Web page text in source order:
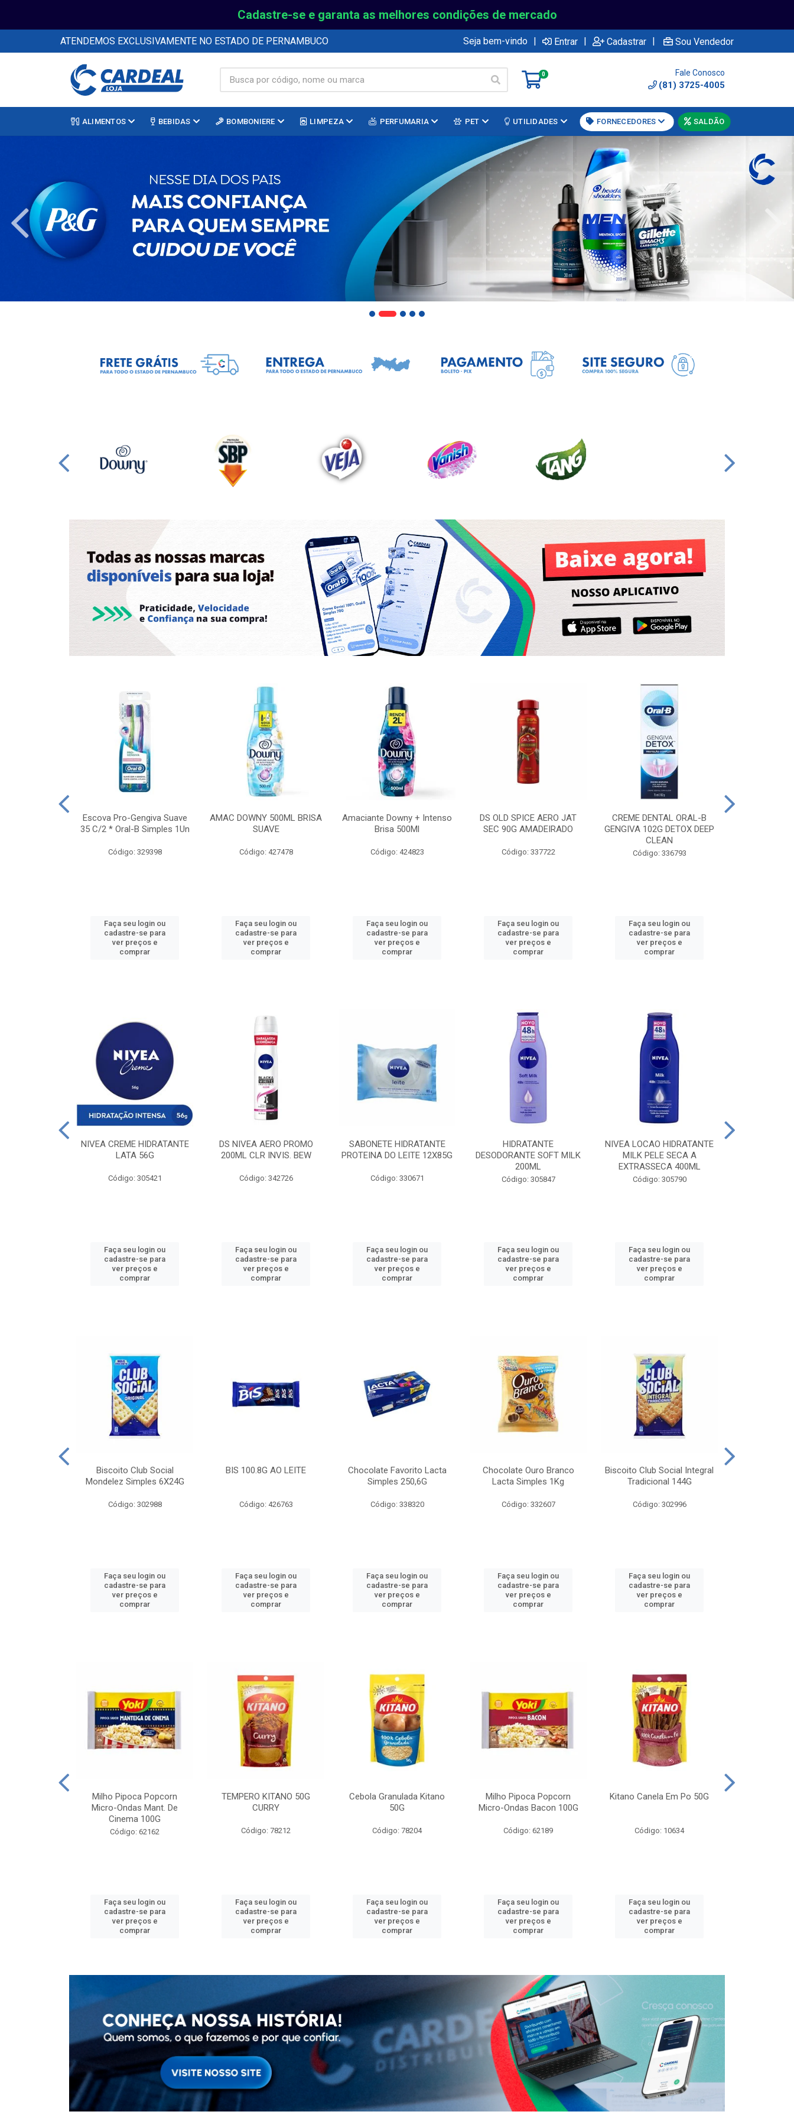
Cadastre-se e garanta as melhores condições de mercado
ATENDEMOS EXCLUSIVAMENTE NO ESTADO DE PERNAMBUCO Seja bem-vindo | Entrar | Cadastrar | Sou Vendedor
0 Fale Conosco
(81) 3725-4005
ALIMENTOS BEBIDAS BOMBONIERE LIMPEZA PERFUMARIA PET UTILIDADES FORNECEDORES SALDÃO
Escova Pro-Gengiva Suave
35 C/2 * Oral-B Simples 1Un
Código: 329398
Faça seu login ou
cadastre-se para
ver preços e
comprar
AMAC DOWNY 500ML BRISA
SUAVE
Código: 427478
Faça seu login ou
cadastre-se para
ver preços e
comprar
Amaciante Downy + Intenso
Brisa 500Ml
Código: 424823
Faça seu login ou
cadastre-se para
ver preços e
comprar
DS OLD SPICE AERO JAT
SEC 90G AMADEIRADO
Código: 337722
Faça seu login ou
cadastre-se para
ver preços e
comprar
CREME DENTAL ORAL-B
GENGIVA 102G DETOX DEEP
CLEAN
Código: 336793
Faça seu login ou
cadastre-se para
ver preços e
comprar
NIVEA CREME HIDRATANTE
LATA 56G
Código: 305421
Faça seu login ou
cadastre-se para
ver preços e
comprar
DS NIVEA AERO PROMO
200ML CLR INVIS. BEW
Código: 342726
Faça seu login ou
cadastre-se para
ver preços e
comprar
SABONETE HIDRATANTE
PROTEINA DO LEITE 12X85G
Código: 330671
Faça seu login ou
cadastre-se para
ver preços e
comprar
HIDRATANTE
DESODORANTE SOFT MILK
200ML
Código: 305847
Faça seu login ou
cadastre-se para
ver preços e
comprar
NIVEA LOCAO HIDRATANTE
MILK PELE SECA A
EXTRASSECA 400ML
Código: 305790
Faça seu login ou
cadastre-se para
ver preços e
comprar
Biscoito Club Social
Mondelez Simples 6X24G
Código: 302988
Faça seu login ou
cadastre-se para
ver preços e
comprar
BIS 100.8G AO LEITE
Código: 426763
Faça seu login ou
cadastre-se para
ver preços e
comprar
Chocolate Favorito Lacta
Simples 250,6G
Código: 338320
Faça seu login ou
cadastre-se para
ver preços e
comprar
Chocolate Ouro Branco
Lacta Simples 1Kg
Código: 332607
Faça seu login ou
cadastre-se para
ver preços e
comprar
Biscoito Club Social Integral
Tradicional 144G
Código: 302996
Faça seu login ou
cadastre-se para
ver preços e
comprar
Milho Pipoca Popcorn
Micro-Ondas Mant. De
Cinema 100G
Código: 62162
Faça seu login ou
cadastre-se para
ver preços e
comprar
TEMPERO KITANO 50G
CURRY
Código: 78212
Faça seu login ou
cadastre-se para
ver preços e
comprar
Cebola Granulada Kitano
50G
Código: 78204
Faça seu login ou
cadastre-se para
ver preços e
comprar
Milho Pipoca Popcorn
Micro-Ondas Bacon 100G
Código: 62189
Faça seu login ou
cadastre-se para
ver preços e
comprar
Kitano Canela Em Po 50G
Código: 10634
Faça seu login ou
cadastre-se para
ver preços e
comprar